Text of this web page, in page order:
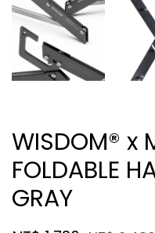
WISDOM® x
FOLDABLE
GRAY